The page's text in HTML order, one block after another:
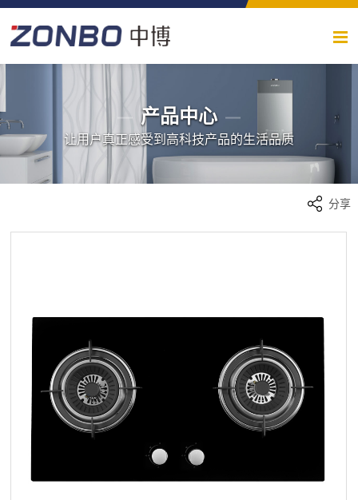
产品中心
让用户真正感受到高科技产品的生活品质
分享